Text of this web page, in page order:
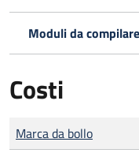
Moduli da
Costi
Tipo di pagamento
Importo
Marca da bollo